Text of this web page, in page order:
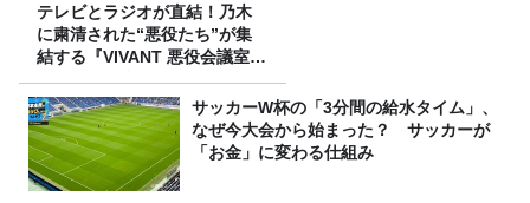
テレビとラジオが直結！乃木
に粛清された“悪役たち”が集
結する『VIVANT 悪役会議室』
7/26(日)23時スタート！
サッカーW杯の「3分間の給水タイム」、
なぜ今大会から始まった？ サッカーが
「お金」に変わる仕組み